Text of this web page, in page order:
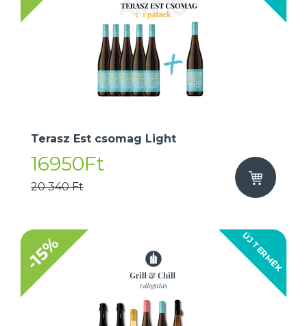
Terasz Est csomag Light
16950Ft
20 340 Ft
ÚJ TERMÉK
-15%